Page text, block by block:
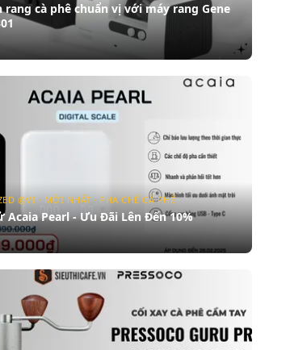
cà phê chuẩn vị với máy rang Gene
@VI · MỚI NHẤT · PHA CHẾ CÀ PHÊ
Acaia Pearl - Ưu Đãi Lên Đến 10%